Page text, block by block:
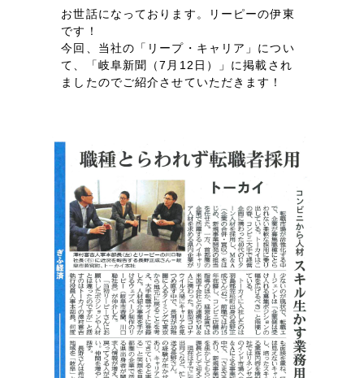
マーケティングDX支援
Webサイト制作
ECサイト制作
ブランドサイト制作
? よくある質問
リープ・プロジェクト ／マーケティング代行
SEO対策によるアクセス獲得、反響獲得などの"Webマーケティング"から、
ライン領域のマーケティングまでまるっと代行
採用DX支援
LP（ランディングページ）
キャンペーン・プロモーションサイト
ブランディング（ロゴ・印刷物） （90件）
その他 （1件）
お客様インタビュー
Outsourcing
アウトソーシング（代行支援）
リープ・プロジェクト
「反響強化」を目的としたマーケティング代行
リープ・リクルーティング
「採用強化」を目的とした採用業務代行
その他のサービス
お世話になっております。リーピーの伊東
です！
今回、当社の「リープ・キャリア」につい
て、「岐阜新聞（7月12日）」に掲載され
ましたのでご紹介させていただきます！